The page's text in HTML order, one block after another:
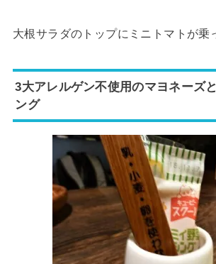
大根サラダのトップにミニトマトが乗
3大アレルゲン不使用のマヨネーズ
ング